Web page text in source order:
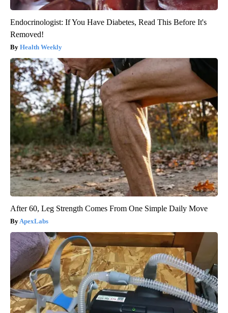
Endocrinologist: If You Have Diabetes, Read This Before It's
Removed!
Health Weekly
After 60, Leg Strength Comes From One Simple Daily Move
ApexLabs